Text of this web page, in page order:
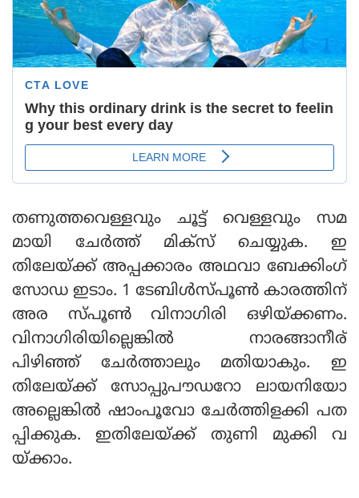
തണുത്തവെള്ളവും ചൂട്ട് വെള്ളവും സമ
മായി ചേർത്ത് മിക്സ് ചെയ്യുക. ഇ
തിലേയ്ക്ക് അപ്പക്കാരം അഥവാ ബേക്കിംഗ്
സോഡ ഇടാം. 1 ടേബിള്‍സ്പൂണ്‍ കാരത്തിന്
അര സ്പൂണ്‍ വിനാഗിരി ഒഴിയ്ക്കണം.
വിനാഗിരിയില്ലെങ്കില്‍ നാരങ്ങാനീര്
പിഴിഞ്ഞ് ചേര്‍ത്താലും മതിയാകും. ഇ
തിലേയ്ക്ക് സോപ്പുപൗഡറോ ലായനിയോ
അല്ലെങ്കില്‍ ഷാംപൂവോ ചേര്‍ത്തിളക്കി പത
പ്പിക്കുക. ഇതിലേയ്ക്ക് തുണി മുക്കി വ
യ്ക്കാം.